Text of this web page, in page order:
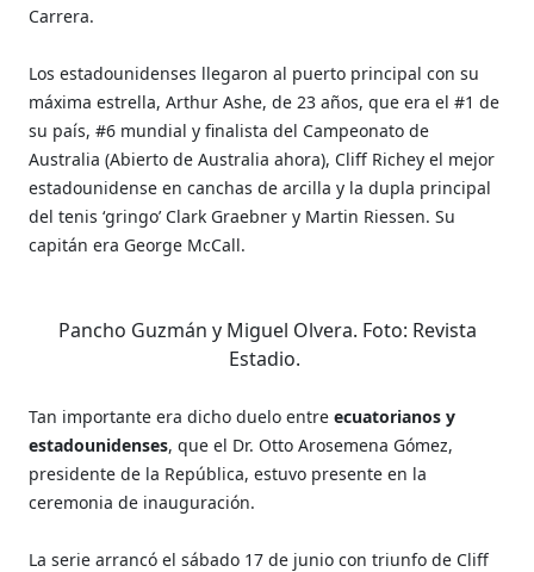
Carrera.
Los estadounidenses llegaron al puerto principal con su
máxima estrella, Arthur Ashe, de 23 años, que era el #1 de
su país, #6 mundial y finalista del Campeonato de
Australia (Abierto de Australia ahora), Cliff Richey el mejor
estadounidense en canchas de arcilla y la dupla principal
del tenis ‘gringo’ Clark Graebner y Martin Riessen. Su
capitán era George McCall.
Pancho Guzmán y Miguel Olvera. Foto: Revista
Estadio.
Tan importante era dicho duelo entreecuatorianos y
estadounidenses, que el Dr. Otto Arosemena Gómez,
presidente de la República, estuvo presente en la
ceremonia de inauguración.
La serie arrancó el sábado 17 de junio con triunfo de Cliff